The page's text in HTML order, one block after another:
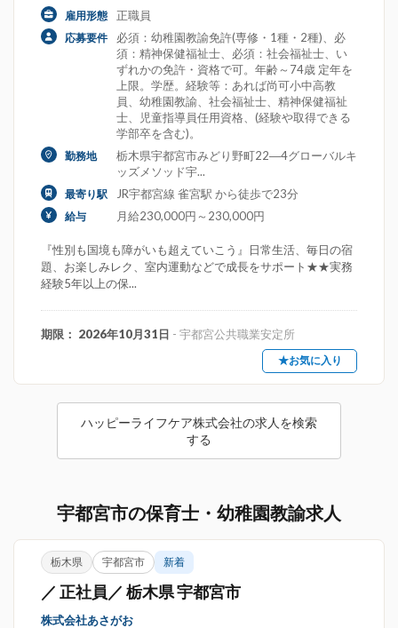
雇用形態 正職員
応募要件
必須：幼稚園教諭免許(専修・1種・2種)、必
須：精神保健福祉士、必須：社会福祉士、い
ずれかの免許・資格で可。年齢～74歳 定年を
上限。学歴。経験等：あれば尚可小中高教
員、幼稚園教諭、社会福祉士、精神保健福祉
士、児童指導員任用資格、(経験や取得できる
学部卒を含む)。
勤務地
栃木県宇都宮市みどり野町22―4グローバルキ
ッズメソッド宇...
最寄り駅 JR宇都宮線 雀宮駅 から徒歩で23分
給与 月給230,000円～230,000円
『性別も国境も障がいも超えていこう』日常生活、毎日の宿
題、お楽しみレク、室内運動などで成長をサポート★★実務
経験5年以上の保...
期限： 2026年10月31日 - 宇都宮公共職業安定所
★お気に入り
ハッピーライフケア株式会社の求人を検索
する
宇都宮市の保育士・幼稚園教諭求人
栃木県 宇都宮市 新着
／ 正社員／ 栃木県 宇都宮市
株式会社あさがお